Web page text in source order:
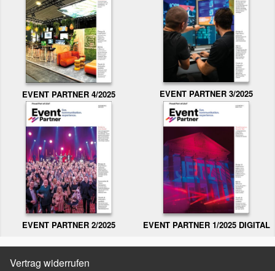
EVENT PARTNER 4/2025 EVENT PARTNER 3/2025
EVENT PARTNER 2/2025 EVENT PARTNER 1/2025 DIGITAL
Vertrag widerrufen